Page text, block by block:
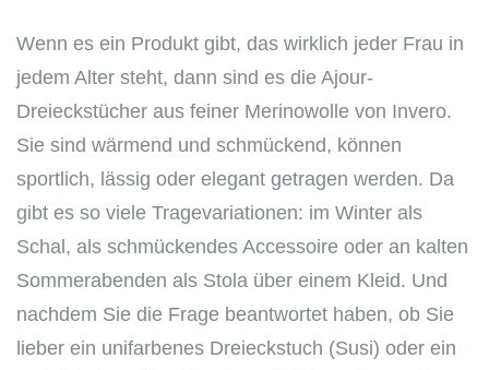
Wenn es ein Produkt gibt, das wirklich jeder Frau in
jedem Alter steht, dann sind es die Ajour-
Dreieckstücher aus feiner Merinowolle von Invero.
Sie sind wärmend und schmückend, können
sportlich, lässig oder elegant getragen werden. Da
gibt es so viele Tragevariationen: im Winter als
Schal, als schmückendes Accessoire oder an kalten
Sommerabenden als Stola über einem Kleid. Und
nachdem Sie die Frage beantwortet haben, ob Sie
lieber ein unifarbenes Dreieckstuch (Susi) oder ein